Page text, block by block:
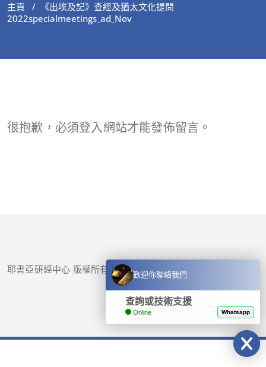
主頁 /
《出埃及記》查經及猶太文化提問
2022specialmeetings_ad_Nov
很抱歉，必須登入網站才能發佈留言。
耶書亞研經中心 版權所有 © 2017-2026
歡迎你聯絡我們
查詢或技術支援
Online Whatsapp